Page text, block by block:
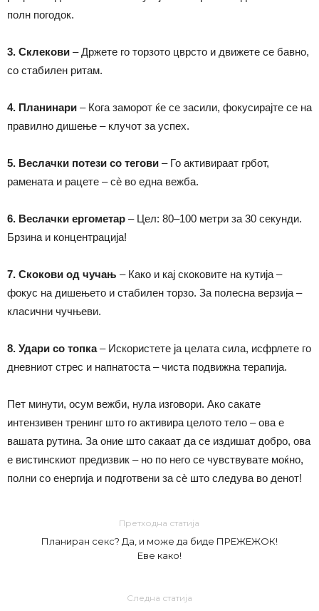
полн погодок.
3. Склекови – Држете го торзото цврсто и движете се бавно,
со стабилен ритам.
4. Планинари – Кога заморот ќе се засили, фокусирајте се на
правилно дишење – клучот за успех.
5. Веслачки потези со тегови – Го активираат грбот,
рамената и рацете – сè во една вежба.
6. Веслачки ергометар – Цел: 80–100 метри за 30 секунди.
Брзина и концентрација!
7. Скокови од чучањ – Како и кај скоковите на кутија –
фокус на дишењето и стабилен торзо. За полесна верзија –
класични чучњеви.
8. Удари со топка– Искористете ја целата сила, исфрлете го
дневниот стрес и напнатоста – чиста подвижна терапија.
Пет минути, осум вежби, нула изговори. Ако сакате
интензивен тренинг што го активира целото тело – ова е
вашата рутина. За оние што сакаат да се издишат добро, ова
е вистинскиот предизвик – но по него се чувствувате моќно,
полни со енергија и подготвени за сè што следува во денот!
Претходна статија
Планиран секс? Да, и може да биде ПРЕЖЕЖОК!
Еве како!
Следна статија